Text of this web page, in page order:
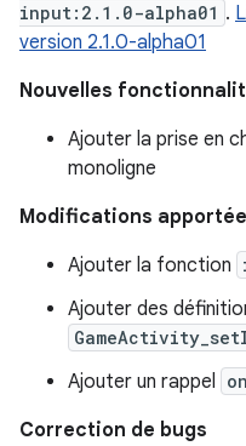
input:2.1.0-alpha01 .
version 2.1.0-alpha01
Nouvelles
Ajouter la prise en
monoligne
Modifications
Ajouter la fonction
Ajouter des
Ajouter un rappel
Correction de bugs